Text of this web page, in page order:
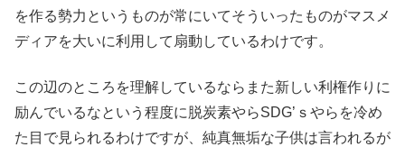
を作る勢力というものが常にいてそういったものがマスメ
ディアを大いに利用して扇動しているわけです。
この辺のところを理解しているならまた新しい利権作りに
励んでいるなという程度に脱炭素やらSDG’ｓやらを冷め
た目で見られるわけですが、純真無垢な子供は言われるが